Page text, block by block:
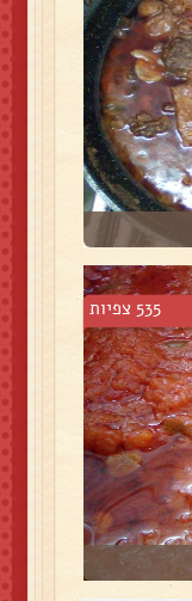
535 צפיות